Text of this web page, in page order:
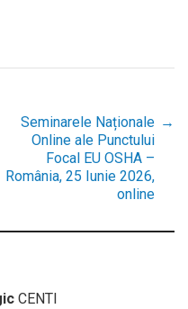
Seminarele Naționale
Online ale Punctului
Focal EU OSHA –
România, 25 Iunie 2026,
online
→
CENTI